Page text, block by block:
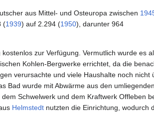
aus Mittel- und Osteuropa zwischen
(1939) auf 2.294 (1950), darunter 964
zur Verfügung. Vermutlich wurde es
Kohlen-Bergwerke errichtet, da die
verursachte und viele Haushalte noch nicht
Bad wurde mit Abwärme aus den umliegenden
Schwelwerk und dem Kraftwerk Offleben
Helmstedt nutzten die Einrichtung, wodurch